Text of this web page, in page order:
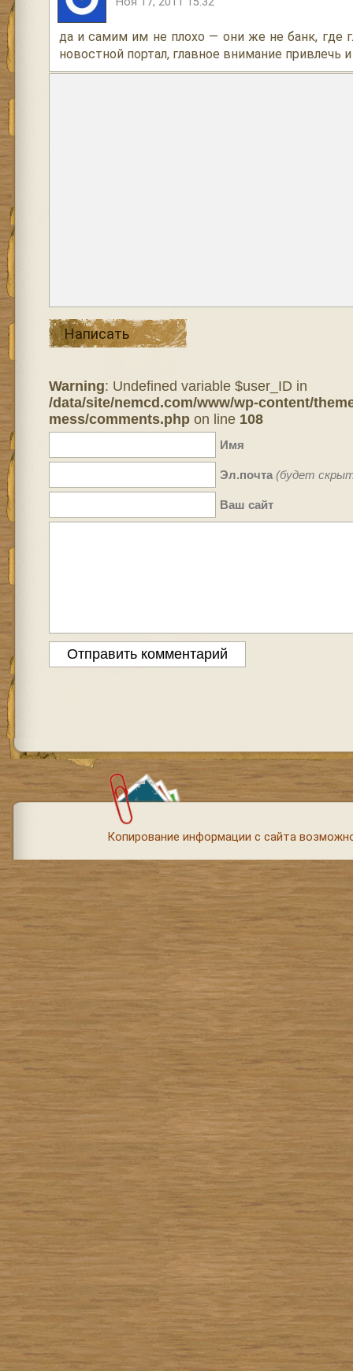
да и самим им не плохо — они же не банк, где
новостной портал, главное внимание привлечь
Написать
Warning: Undefined variable $user_ID in
/data/site/nemcd.com/www/wp-content/
mess/comments.phpon line 108
Имя
Эл.почта (будет
Ваш сайт
Копирование информации с сайта